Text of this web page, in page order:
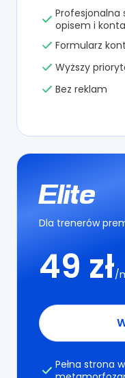
Profesjonalna
opisem i
Formularz
Wyższy
Bez reklam
Elite
Dla trenerów
49 zł/
Pełna strona